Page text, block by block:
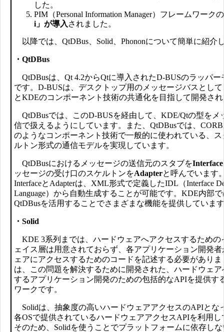
した。
PIM（Personal Information Manager）フレームワークの
i」が導入 されました。
以降では、QtDBus、Solid、Phononについて簡単に紹介
・QtDBus
QtDBusは、Qt 4.2からQtに導入されたD-BUSのラッパー
です。D-BUSは、デスクトップ用のメッセージバスとし
とKDEのコンポーネント技術の共通化を目指して開発さ
QtDBusでは、このD-BUSを経由して、KDE/Qtの型をメ
信で扱えるようにしています。また、QtDBusでは、
のようなコンポーネント技術で一般的に使われている、
ルトン形式の通信モデルを実現しています。
QtDBusにおけるメッセージの送信元のスタブをInterface
ッセージの受け口のスケルトンをAdapterと呼んでいます
InterfaceとAdapterは、XML形式で定義したIDL（Interface
Language）から自動生成することが可能です。KDE内部
QtDBusを活用することでさまざまな機能を提供していま
・Solid
KDE 3系列までは、ハードウェアへアクセスするための
ェイス層は用意されておらず、各アプリケーション開発
ェアにアクセスするためのコードを記述する必要がありま
は、この問題を解決するために開発された、ハードウェ
するアプリケーション開発のための包括的なAPIを提供す
ワークです。
Solidは、抽象度の高いハードウェアアクセスのAPIとな
各OSで提供されているハードウェアアクセスAPIを利用し
そのため、Solidを使うことでプラットフォームに依存し